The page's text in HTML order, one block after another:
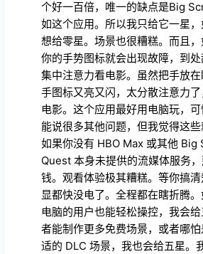
个好一百倍，唯一的缺点是Big
如这个应用。所以我只给它一星
想给零星。场景也很糟糕。而且，
你的手势图标就会出现故障，到
集中注意力看电影。虽然把手放
手图标又亮又闪，太分散注意力
电影。这个应用最好用电脑玩，
能说很多其他问题，但我觉得这些
如果你没有 HBO Max 或其他 Big
Quest 本身未提供的流媒体服务
钱。观看体验极其糟糕。等你搞
显都快没电了。全程都在瞎折腾
电脑的用户也能轻松操控，我会
者能制作更多免费场景，或者哪
适的 DLC 场景，我也会给五星。